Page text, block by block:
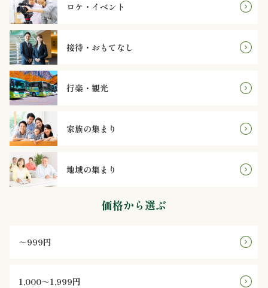
近
江
牛・
肉
メ
イ
ン
鮮
ロケ・イベント
接待・おもてなし
行楽・観光
家族の集まり
地域の集まり
価格から選ぶ
～999円
1,000～1,999円